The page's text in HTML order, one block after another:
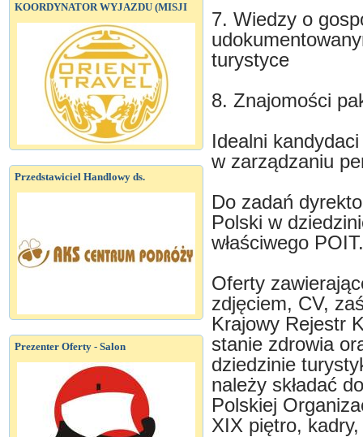
KOORDYNATOR WYJAZDU (MISJI
Przedstawiciel Handlowy ds.
Prezenter Oferty - Salon
7. Wiedzy o
turystyce
8. Znajomości
Idealni
w zarządzaniu
Do zadań
Polski w
właściwego POIT.
Oferty
zdjęciem, CV,
Krajowy Rejestr
stanie zdrowia
dziedzinie
należy składać
Polskiej
XIX piętro,